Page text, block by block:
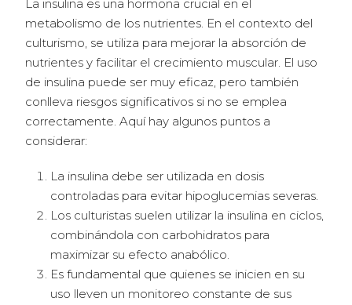
La insulina es una hormona crucial en el
metabolismo de los nutrientes. En el contexto del
culturismo, se utiliza para mejorar la absorción de
nutrientes y facilitar el crecimiento muscular. El uso
de insulina puede ser muy eficaz, pero también
conlleva riesgos significativos si no se emplea
correctamente. Aquí hay algunos puntos a
considerar:
La insulina debe ser utilizada en dosis
controladas para evitar hipoglucemias severas.
Los culturistas suelen utilizar la insulina en ciclos,
combinándola con carbohidratos para
maximizar su efecto anabólico.
Es fundamental que quienes se inicien en su
uso lleven un monitoreo constante de sus